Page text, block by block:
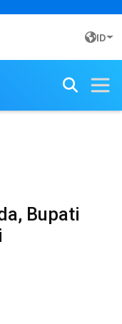
ID
Bupati